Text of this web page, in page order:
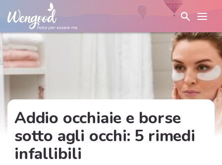
Addio occhiaie e borse
sotto agli occhi: 5 rimedi
infallibili